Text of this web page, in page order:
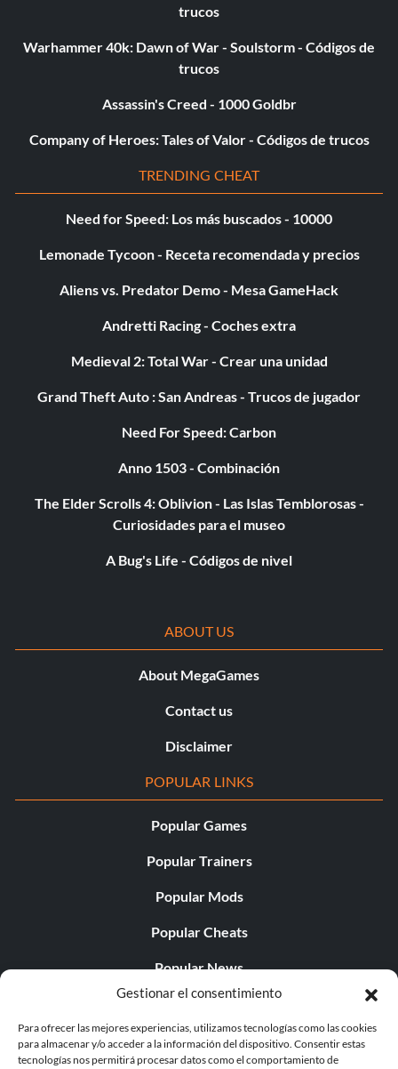
Gestionar el consentimiento
Para ofrecer las mejores experiencias, utilizamos tecnologías como las cookies
para almacenar y/o acceder a la información del dispositivo. Consentir estas
tecnologías nos permitirá procesar datos como el comportamiento de
trucos
Warhammer 40k: Dawn of War - Soulstorm - Códigos de
trucos
Assassin's Creed - 1000 Goldbr
Company of Heroes: Tales of Valor - Códigos de trucos
TRENDING CHEAT
Need for Speed: Los más buscados - 10000
Lemonade Tycoon - Receta recomendada y precios
Aliens vs. Predator Demo - Mesa GameHack
Andretti Racing - Coches extra
Medieval 2: Total War - Crear una unidad
Grand Theft Auto : San Andreas - Trucos de jugador
Need For Speed: Carbon
Anno 1503 - Combinación
The Elder Scrolls 4: Oblivion - Las Islas Temblorosas -
Curiosidades para el museo
A Bug's Life - Códigos de nivel
ABOUT US
About MegaGames
Contact us
Disclaimer
POPULAR LINKS
Popular Games
Popular Trainers
Popular Mods
Popular Cheats
Popular News
Popular Editorials
Popular Free Games